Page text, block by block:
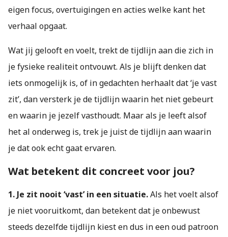
eigen focus, overtuigingen en acties welke kant het
verhaal opgaat.
Wat jij gelooft en voelt, trekt de tijdlijn aan die zich in
je fysieke realiteit ontvouwt. Als je blijft denken dat
iets onmogelijk is, of in gedachten herhaalt dat ‘je vast
zit’, dan versterk je de tijdlijn waarin het niet gebeurt
en waarin je jezelf vasthoudt. Maar als je leeft alsof
het al onderweg is, trek je juist de tijdlijn aan waarin
je dat ook echt gaat ervaren.
Wat betekent dit concreet voor jou?
1. Je zit nooit ‘vast’ in een situatie.Als het voelt alsof
je niet vooruitkomt, dan betekent dat je onbewust
steeds dezelfde tijdlijn kiest en dus in een oud patroon